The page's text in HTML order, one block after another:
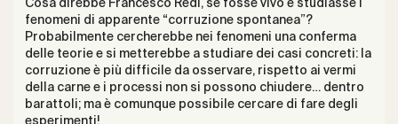
Cosa direbbe Francesco Redi, se fosse vivo e studiasse i
fenomeni di apparente “corruzione spontanea”?
Probabilmente cercherebbe nei fenomeni una conferma
delle teorie e si metterebbe a studiare dei casi concreti: la
corruzione è più difficile da osservare, rispetto ai vermi
della carne e i processi non si possono chiudere… dentro
barattoli; ma è comunque possibile cercare di fare degli
esperimenti!